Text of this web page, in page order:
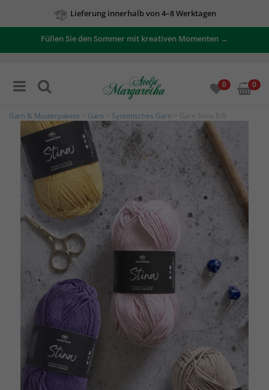
Lieferung innerhalb von 4–8 Werktagen
Füllen Sie den Sommer mit kreativen Momenten →
0 0
Garn & Musterpakete Garn Syntetisches Garn > Garn Stina 8/8